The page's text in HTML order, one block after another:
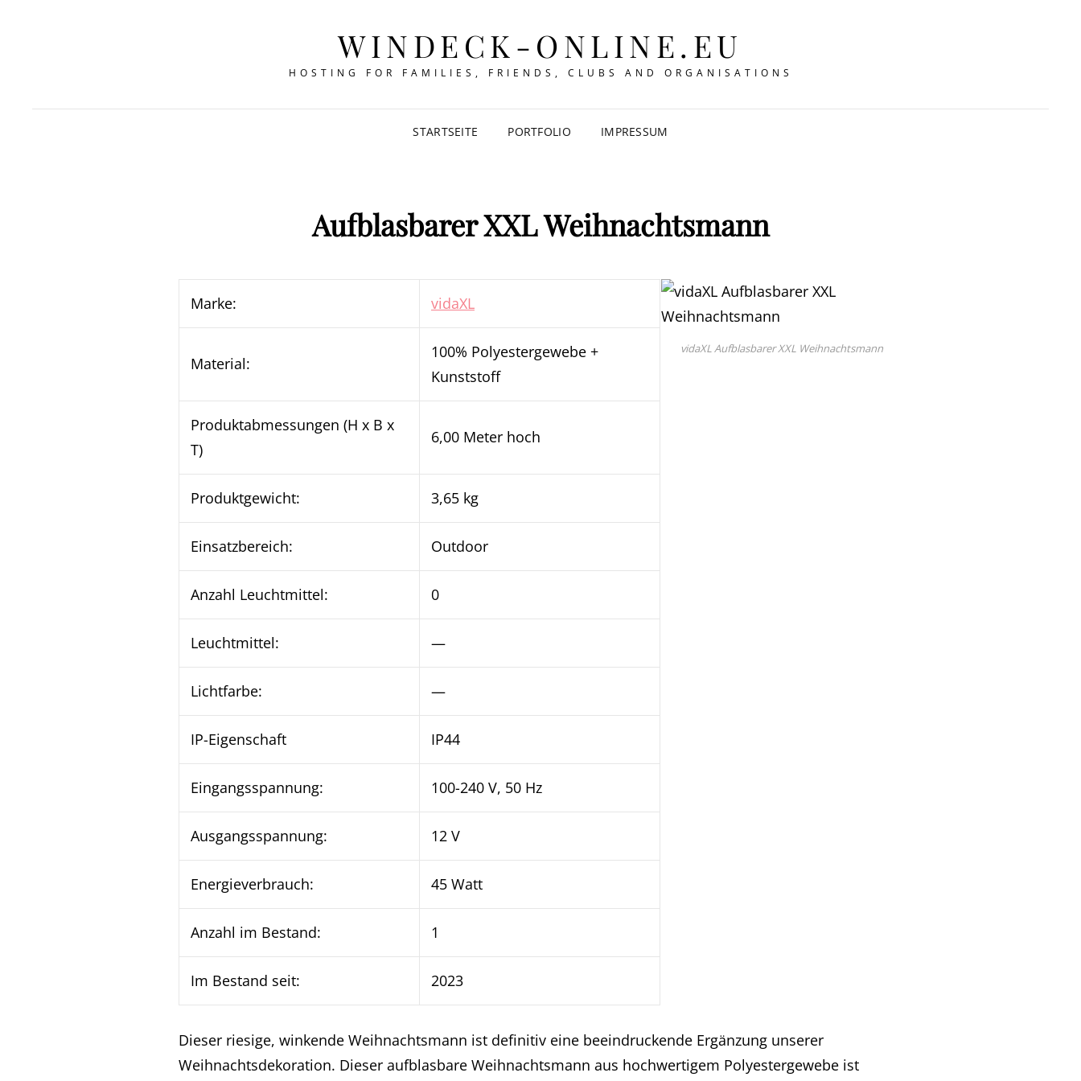
WINDECK-ONLINE.EU
HOSTING FOR FAMILIES, FRIENDS, CLUBS AND ORGANISATIONS
STARTSEITE PORTFOLIO IMPRESSUM
Aufblasbarer XXL Weihnachtsmann
Marke: vidaXL
Material:
100% Polyestergewebe +
Kunststoff
Produktabmessungen (H x B x
T)
6,00 Meter hoch
Produktgewicht: 3,65 kg
Einsatzbereich: Outdoor
Anzahl Leuchtmittel: 0
Leuchtmittel: —
Lichtfarbe: —
IP-Eigenschaft IP44
Eingangsspannung: 100-240 V, 50 Hz
Ausgangsspannung: 12 V
Energieverbrauch: 45 Watt
Anzahl im Bestand: 1
Im Bestand seit: 2023
vidaXL Aufblasbarer XXL Weihnachtsmann
Dieser riesige, winkende Weihnachtsmann ist definitiv eine beeindruckende Ergänzung unserer
Weihnachtsdekoration. Dieser aufblasbare Weihnachtsmann aus hochwertigem Polyestergewebe ist